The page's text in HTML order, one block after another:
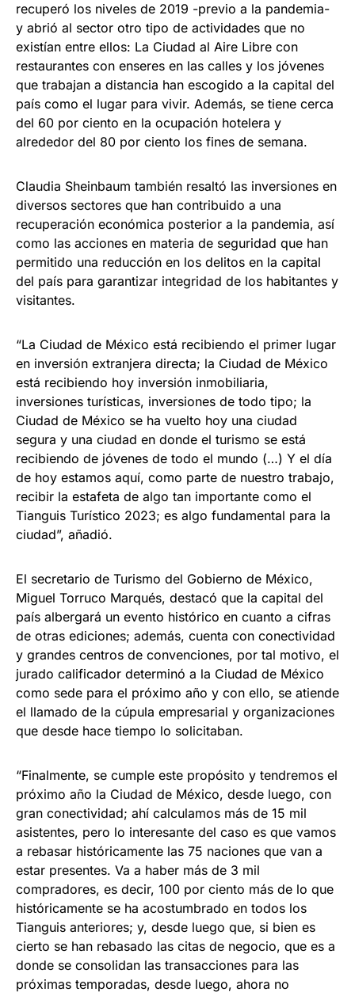
recuperó los niveles de 2019 -previo a la pandemia-
y abrió al sector otro tipo de actividades que no
existían entre ellos: La Ciudad al Aire Libre con
restaurantes con enseres en las calles y los jóvenes
que trabajan a distancia han escogido a la capital del
país como el lugar para vivir. Además, se tiene cerca
del 60 por ciento en la ocupación hotelera y
alrededor del 80 por ciento los fines de semana.
Claudia Sheinbaum también resaltó las inversiones en
diversos sectores que han contribuido a una
recuperación económica posterior a la pandemia, así
como las acciones en materia de seguridad que han
permitido una reducción en los delitos en la capital
del país para garantizar integridad de los habitantes y
visitantes.
“La Ciudad de México está recibiendo el primer lugar
en inversión extranjera directa; la Ciudad de México
está recibiendo hoy inversión inmobiliaria,
inversiones turísticas, inversiones de todo tipo; la
Ciudad de México se ha vuelto hoy una ciudad
segura y una ciudad en donde el turismo se está
recibiendo de jóvenes de todo el mundo (…) Y el día
de hoy estamos aquí, como parte de nuestro trabajo,
recibir la estafeta de algo tan importante como el
Tianguis Turístico 2023; es algo fundamental para la
ciudad”, añadió.
El secretario de Turismo del Gobierno de México,
Miguel Torruco Marqués, destacó que la capital del
país albergará un evento histórico en cuanto a cifras
de otras ediciones; además, cuenta con conectividad
y grandes centros de convenciones, por tal motivo, el
jurado calificador determinó a la Ciudad de México
como sede para el próximo año y con ello, se atiende
el llamado de la cúpula empresarial y organizaciones
que desde hace tiempo lo solicitaban.
“Finalmente, se cumple este propósito y tendremos el
próximo año la Ciudad de México, desde luego, con
gran conectividad; ahí calculamos más de 15 mil
asistentes, pero lo interesante del caso es que vamos
a rebasar históricamente las 75 naciones que van a
estar presentes. Va a haber más de 3 mil
compradores, es decir, 100 por ciento más de lo que
históricamente se ha acostumbrado en todos los
Tianguis anteriores; y, desde luego que, si bien es
cierto se han rebasado las citas de negocio, que es a
donde se consolidan las transacciones para las
próximas temporadas, desde luego, ahora no